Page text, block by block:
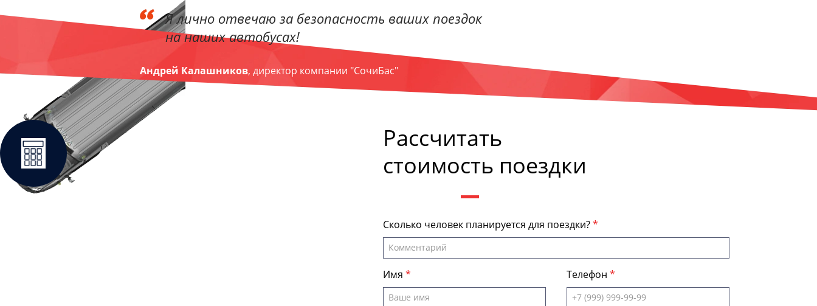
Я лично отвечаю за безопасность ваших поездок
на наших автобусах!
Андрей Калашников, директор компании "СочиБас"
Рассчитать
стоимость поездки
Сколько человек планируется для поездки?
Имя Телефон